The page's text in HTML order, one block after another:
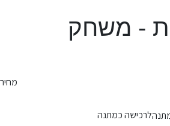
- משחק
מחיר
לרכישה כמתנה